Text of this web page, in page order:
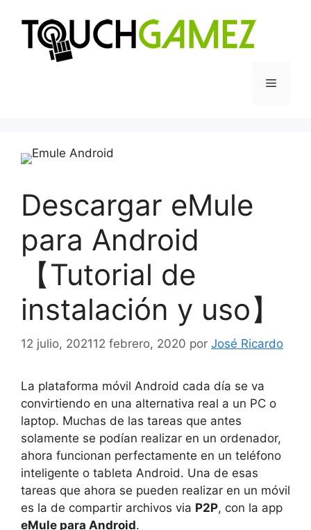
contenido
Menú
Descargar eMule
para Android
【Tutorial de
instalación y uso】
12 julio, 202112 febrero, 2020 por José Ricardo
La plataforma móvil Android cada día se va
convirtiendo en una alternativa real a un PC o
laptop. Muchas de las tareas que antes
solamente se podían realizar en un ordenador,
ahora funcionan perfectamente en un teléfono
inteligente o tableta Android. Una de esas
tareas que ahora se pueden realizar en un móvil
es la de compartir archivos via P2P, con la app
eMule para Android.